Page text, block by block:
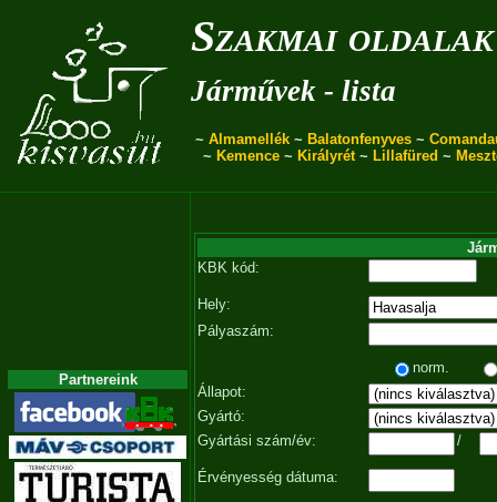
Szakmai oldalak
Járművek - lista
~ Almamellék ~ Balatonfenyves ~
~ Kemence~ Királyrét~ Lillafüred ~
Partnereink
KBK kód:
Hely:
Pályaszám:
norm.
Állapot:
Gyártó:
Gyártási szám/év:
/
Érvényesség dátuma: